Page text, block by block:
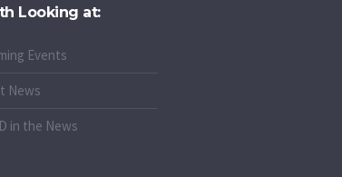
Looking at:
Events
News
in the News